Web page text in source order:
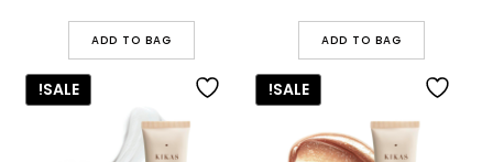
היה:
₪89.00.
הוא:
₪75.65.
ADD TO BAG
₪239.00.
ADD TO BAG
SALE!
SALE!